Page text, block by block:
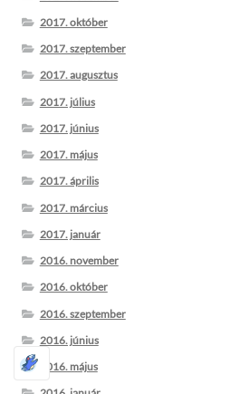
2017. október
2017. szeptember
2017. augusztus
2017. július
2017. június
2017. május
2017. április
2017. március
2017. január
2016. november
2016. október
2016. szeptember
2016. június
2016. május